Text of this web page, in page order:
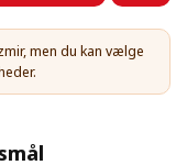
men du kan vælge